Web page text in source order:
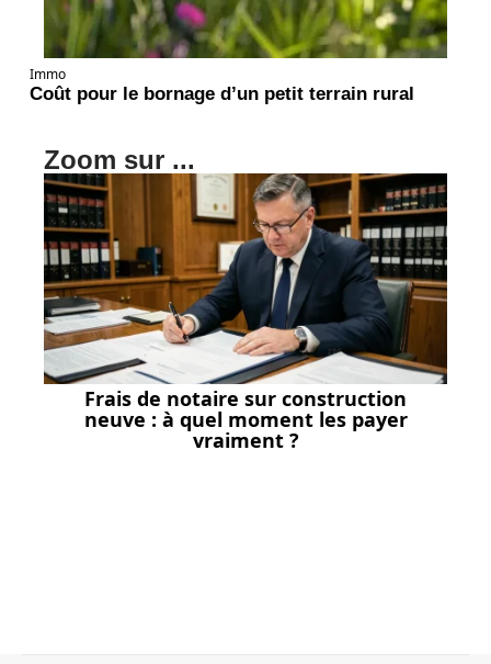
Immo
Coût pour le bornage d’un petit terrain rural
Zoom sur ...
Frais de notaire sur construction
neuve : à quel moment les payer
vraiment ?